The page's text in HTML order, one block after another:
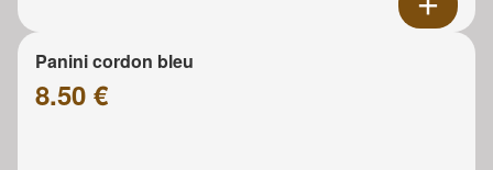
Panini cordon bleu
8.50 €